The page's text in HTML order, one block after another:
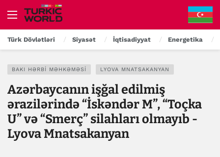
Türk Dövlətləri Siyasət İqtisadiyyat Energetika
BAKI HƏRBI MƏHKƏMƏSI LYOVA MNATSAKANYAN
Azərbaycanın işğal edilmiş
ərazilərində “İskəndər M”, “Toçka
U” və “Smerç” silahları olmayıb -
Lyova Mnatsakanyan